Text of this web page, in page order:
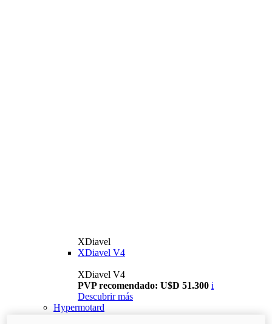
XDiavel
XDiavel V4
XDiavel V4
PVP recomendado: U$D 51.300 i
Descubrir más
Hypermotard